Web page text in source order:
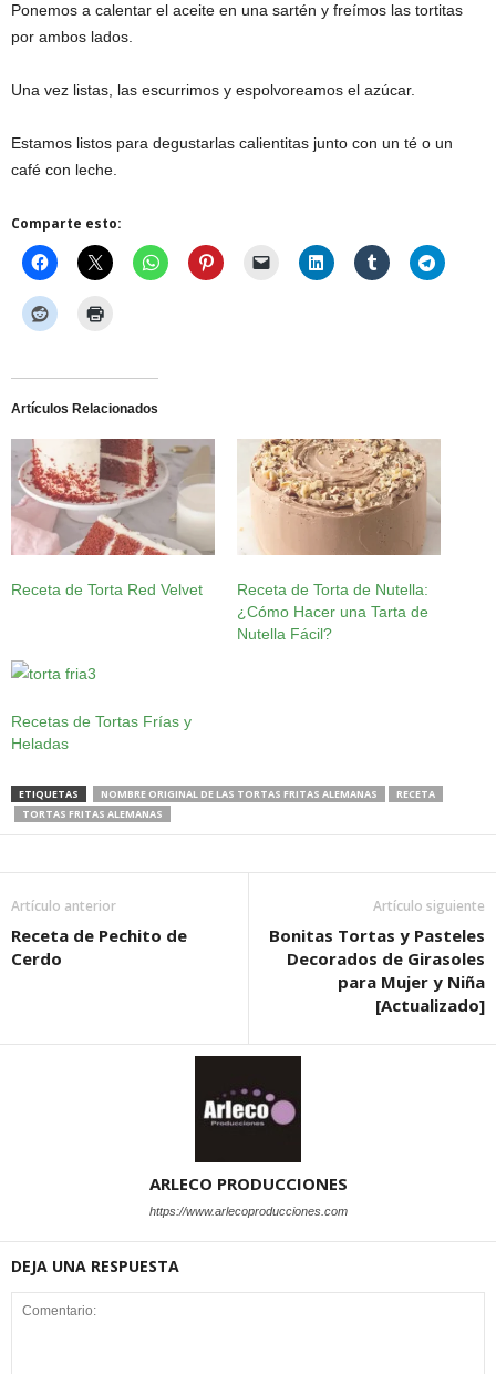
Ponemos a calentar el aceite en una sartén y freímos las tortitas
por ambos lados.
Una vez listas, las escurrimos y espolvoreamos el azúcar.
Estamos listos para degustarlas calientitas junto con un té o un
café con leche.
Comparte esto:
Artículos Relacionados
Receta de Torta Red Velvet
Receta de Torta de Nutella:
¿Cómo Hacer una Tarta de
Nutella Fácil?
Recetas de Tortas Frías y
Heladas
ETIQUETAS NOMBRE ORIGINAL DE LAS TORTAS FRITAS ALEMANAS
RECETA
TORTAS FRITAS ALEMANAS
Artículo anterior
Receta de Pechito de
Cerdo
Artículo siguiente
Bonitas Tortas y Pasteles
Decorados de Girasoles
para Mujer y Niña
[Actualizado]
ARLECO PRODUCCIONES
https://www.arlecoproducciones.com
DEJA UNA RESPUESTA